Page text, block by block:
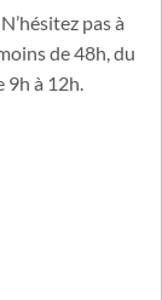
pas à
de 48h, du
à 12h.